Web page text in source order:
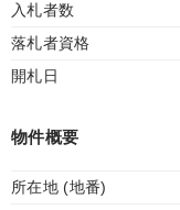
入札者数
落札者資格
開札日
物件概要
所在地 (地番)